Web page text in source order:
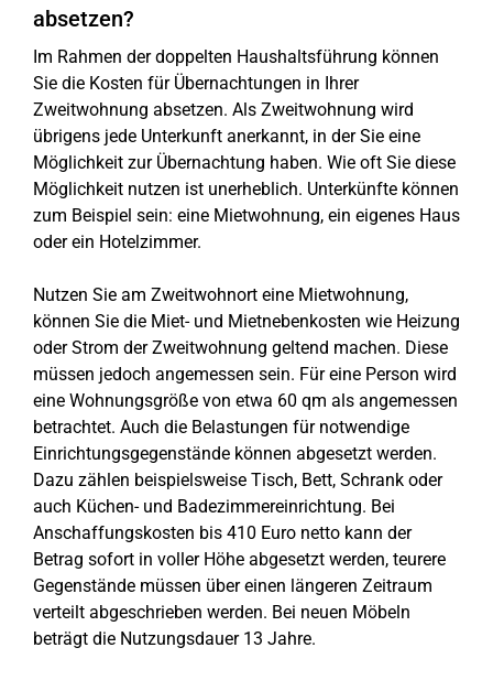
absetzen?
Im Rahmen der doppelten Haushaltsführung können
Sie die Kosten für Übernachtungen in Ihrer
Zweitwohnung absetzen. Als Zweitwohnung wird
übrigens jede Unterkunft anerkannt, in der Sie eine
Möglichkeit zur Übernachtung haben. Wie oft Sie diese
Möglichkeit nutzen ist unerheblich. Unterkünfte können
zum Beispiel sein: eine Mietwohnung, ein eigenes Haus
oder ein Hotelzimmer.
Nutzen Sie am Zweitwohnort eine Mietwohnung,
können Sie die Miet- und Mietnebenkosten wie Heizung
oder Strom der Zweitwohnung geltend machen. Diese
müssen jedoch angemessen sein. Für eine Person wird
eine Wohnungsgröße von etwa 60 qm als angemessen
betrachtet. Auch die Belastungen für notwendige
Einrichtungsgegenstände können abgesetzt werden.
Dazu zählen beispielsweise Tisch, Bett, Schrank oder
auch Küchen- und Badezimmereinrichtung. Bei
Anschaffungskosten bis 410 Euro netto kann der
Betrag sofort in voller Höhe abgesetzt werden, teurere
Gegenstände müssen über einen längeren Zeitraum
verteilt abgeschrieben werden. Bei neuen Möbeln
beträgt die Nutzungsdauer 13 Jahre.